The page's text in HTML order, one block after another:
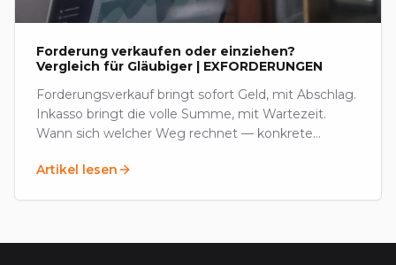
Forderung verkaufen oder einziehen?
Vergleich für Gläubiger | EXFORDERUNGEN
Forderungsverkauf bringt sofort Geld, mit Abschlag.
Inkasso bringt die volle Summe, mit Wartezeit.
Wann sich welcher Weg rechnet — konkrete
Artikel lesen